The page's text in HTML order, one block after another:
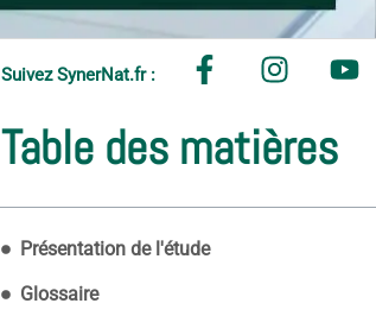
Suivez SynerNat.fr :
Table des matières
Présentation de l'étude
Glossaire